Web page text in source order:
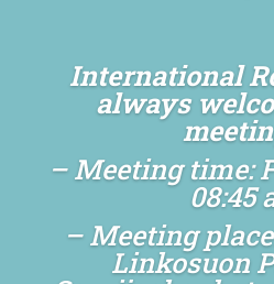
International
always
– Meeting time:
08:45
– Meeting
Linkosuon